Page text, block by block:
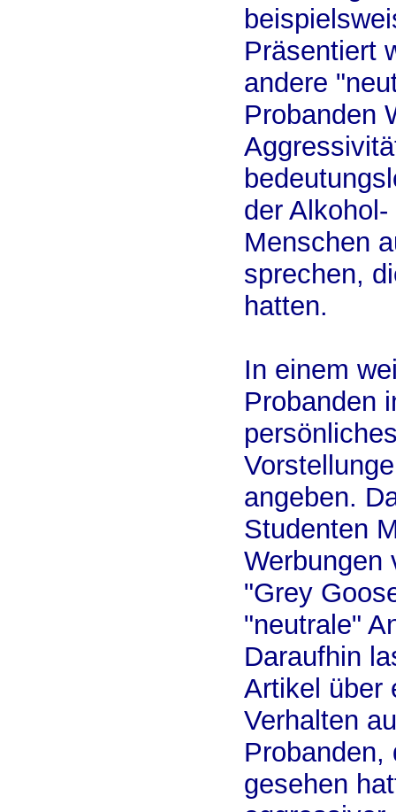
Präsentiert
andere
Probanden
der
Menschen
sprechen,
hatten.
In einem
Probanden
angeben.
Studenten
Werbungen
"Grey
"neutrale"
Daraufhin
Artikel über
Verhalten
Probanden,
gesehen